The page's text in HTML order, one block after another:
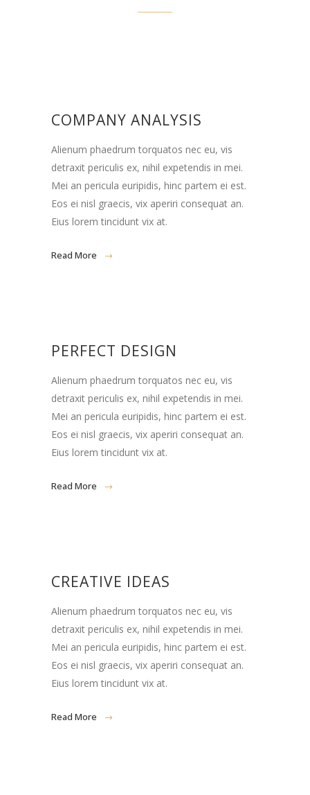
COMPANY ANALYSIS
Alienum phaedrum torquatos nec eu, vis
detraxit periculis ex, nihil expetendis in mei.
Mei an pericula euripidis, hinc partem ei est.
Eos ei nisl graecis, vix aperiri consequat an.
Eius lorem tincidunt vix at.
Read More
PERFECT DESIGN
Alienum phaedrum torquatos nec eu, vis
detraxit periculis ex, nihil expetendis in mei.
Mei an pericula euripidis, hinc partem ei est.
Eos ei nisl graecis, vix aperiri consequat an.
Eius lorem tincidunt vix at.
Read More
CREATIVE IDEAS
Alienum phaedrum torquatos nec eu, vis
detraxit periculis ex, nihil expetendis in mei.
Mei an pericula euripidis, hinc partem ei est.
Eos ei nisl graecis, vix aperiri consequat an.
Eius lorem tincidunt vix at.
Read More